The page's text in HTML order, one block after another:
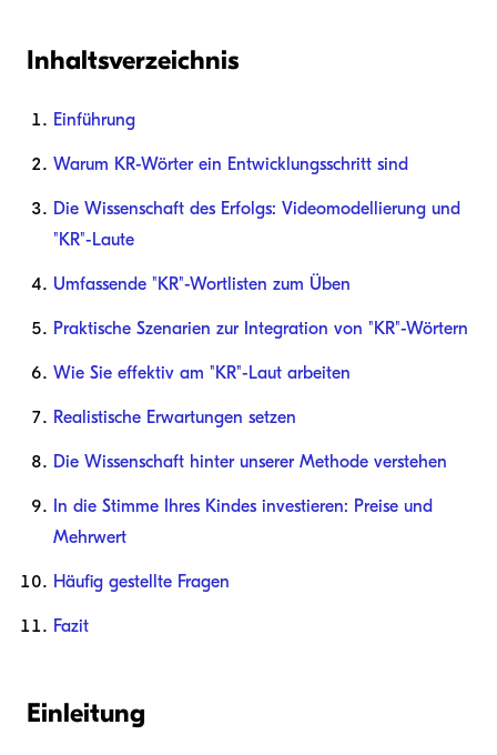
Inhaltsverzeichnis
Einführung
Warum KR-Wörter ein Entwicklungsschritt sind
Die Wissenschaft des Erfolgs: Videomodellierung und
"KR"-Laute
Umfassende "KR"-Wortlisten zum Üben
Praktische Szenarien zur Integration von "KR"-Wörtern
Wie Sie effektiv am "KR"-Laut arbeiten
Realistische Erwartungen setzen
Die Wissenschaft hinter unserer Methode verstehen
In die Stimme Ihres Kindes investieren: Preise und
Mehrwert
Häufig gestellte Fragen
Fazit
Einleitung